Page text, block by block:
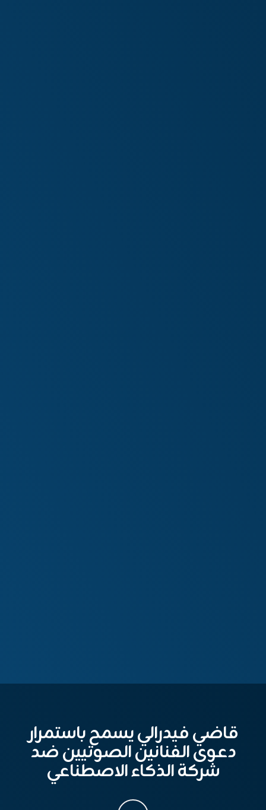
قاضي فيدرالي يسمح باستمرار
دعوى الفنانين الصوتيين ضد
شركة الذكاء الاصطناعي